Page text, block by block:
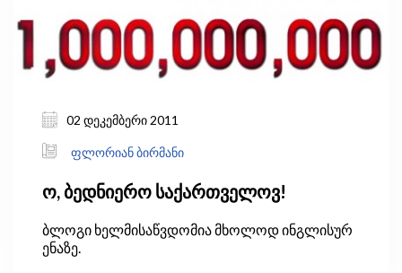
02 დეკემბერი 2011
ფლორიან ბირმანი
ო, ბედნიერო საქართველოვ!
ბლოგი ხელმისაწვდომია მხოლოდ ინგლისურ
ენაზე.